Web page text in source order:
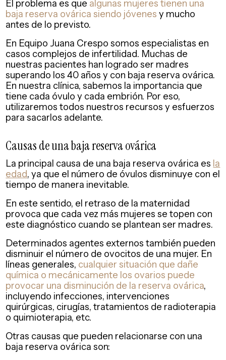
El problema es que algunas mujeres tienen una
baja reserva ovárica siendo jóvenes y mucho
antes de lo previsto.
En Equipo Juana Crespo somos especialistas en
casos complejos de infertilidad. Muchas de
nuestras pacientes han logrado ser madres
superando los 40 años y con baja reserva ovárica.
En nuestra clínica, sabemos la importancia que
tiene cada óvulo y cada embrión. Por eso,
utilizaremos todos nuestros recursos y esfuerzos
para sacarlos adelante.
Causas de una baja reserva ovárica
La principal causa de una baja reserva ovárica es la
edad, ya que el número de óvulos disminuye con el
tiempo de manera inevitable.
En este sentido, el retraso de la maternidad
provoca que cada vez más mujeres se topen con
este diagnóstico cuando se plantean ser madres.
Determinados agentes externos también pueden
disminuir el número de ovocitos de una mujer. En
líneas generales, cualquier situación que dañe
química o mecánicamente los ovarios puede
provocar una disminución de la reserva ovárica,
incluyendo infecciones, intervenciones
quirúrgicas, cirugías, tratamientos de radioterapia
o quimioterapia, etc.
Otras causas que pueden relacionarse con una
baja reserva ovárica son: